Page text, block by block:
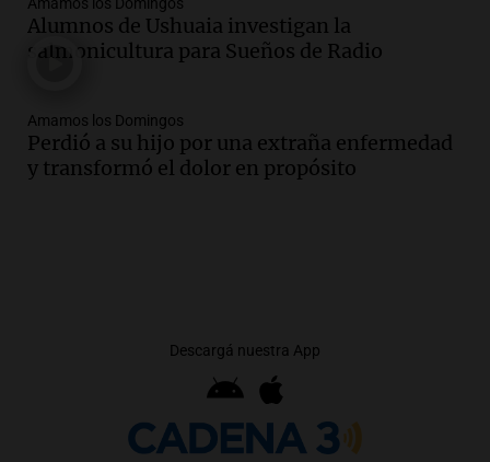
Amamos los Domingos
Alumnos de Ushuaia investigan la
salmonicultura para Sueños de Radio
Amamos los Domingos
Perdió a su hijo por una extraña enfermedad
y transformó el dolor en propósito
Descargá nuestra App